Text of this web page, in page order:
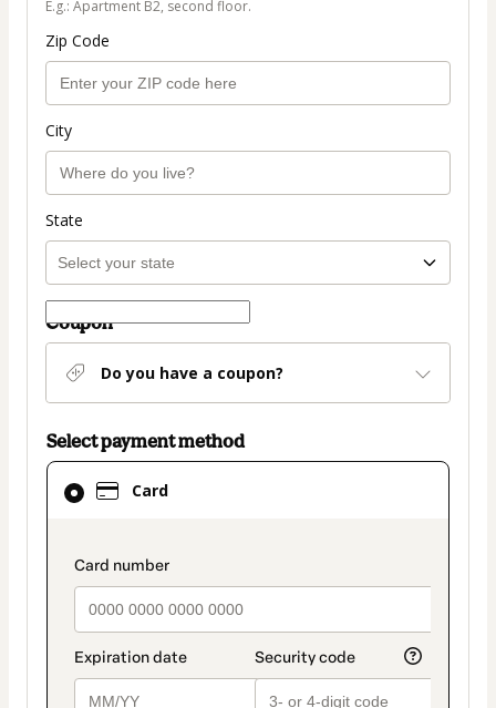
E.g.: Apartment B2, second floor.
Zip Code
City
State
Coupon
Do you have a coupon?
Select payment method
Card
payment_data.section_title_v2
Card
selected
method